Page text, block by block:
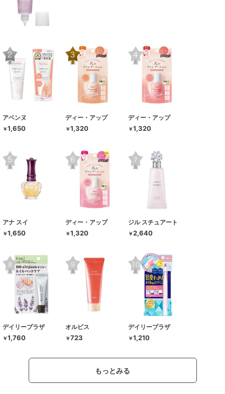
アベンヌ
￥1,650
ディー・アップ
￥1,320
ディー・アップ
￥1,320
アナ スイ
￥1,650
ディー・アップ
￥1,320
ジル スチュアート
￥2,640
デイリープラザ
￥1,760
オルビス
￥723
デイリープラザ
￥1,210
もっとみる